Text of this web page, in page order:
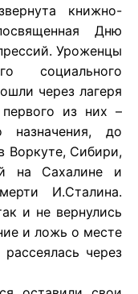
книжно-
Дню
Уроженцы
социального
через лагеря
из них –
назначения, до
Воркуте, Сибири,
на Сахалине и
И.Сталина.
и не вернулись
и ложь о месте
через